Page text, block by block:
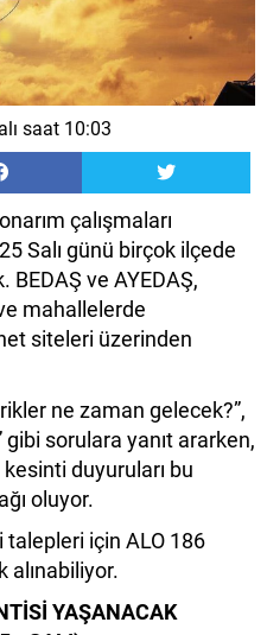
saat 10:03
çalışmaları
Salı günü birçok ilçede
ve AYEDAŞ,
mahallelerde
siteleri üzerinden
ne zaman gelecek?”,
sorulara yanıt ararken,
kesinti duyuruları bu
oluyor.
talepleri için ALO 186
alınabiliyor.
YAŞANACAK